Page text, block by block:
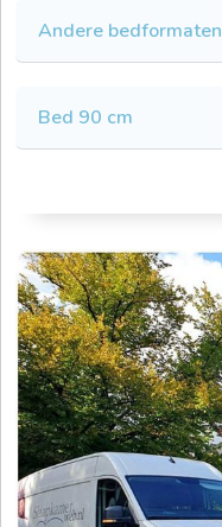
Andere bedformaten
Bed 90 cm